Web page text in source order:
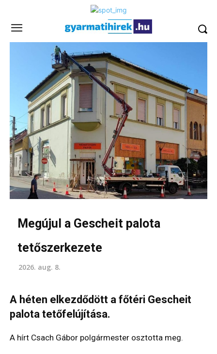
Megújul a Gescheit palota
tetőszerkezete
2026. aug. 8.
A héten elkezdődött a főtéri Gescheit
palota tetőfelújítása.
A hírt Csach Gábor polgármester osztotta meg.